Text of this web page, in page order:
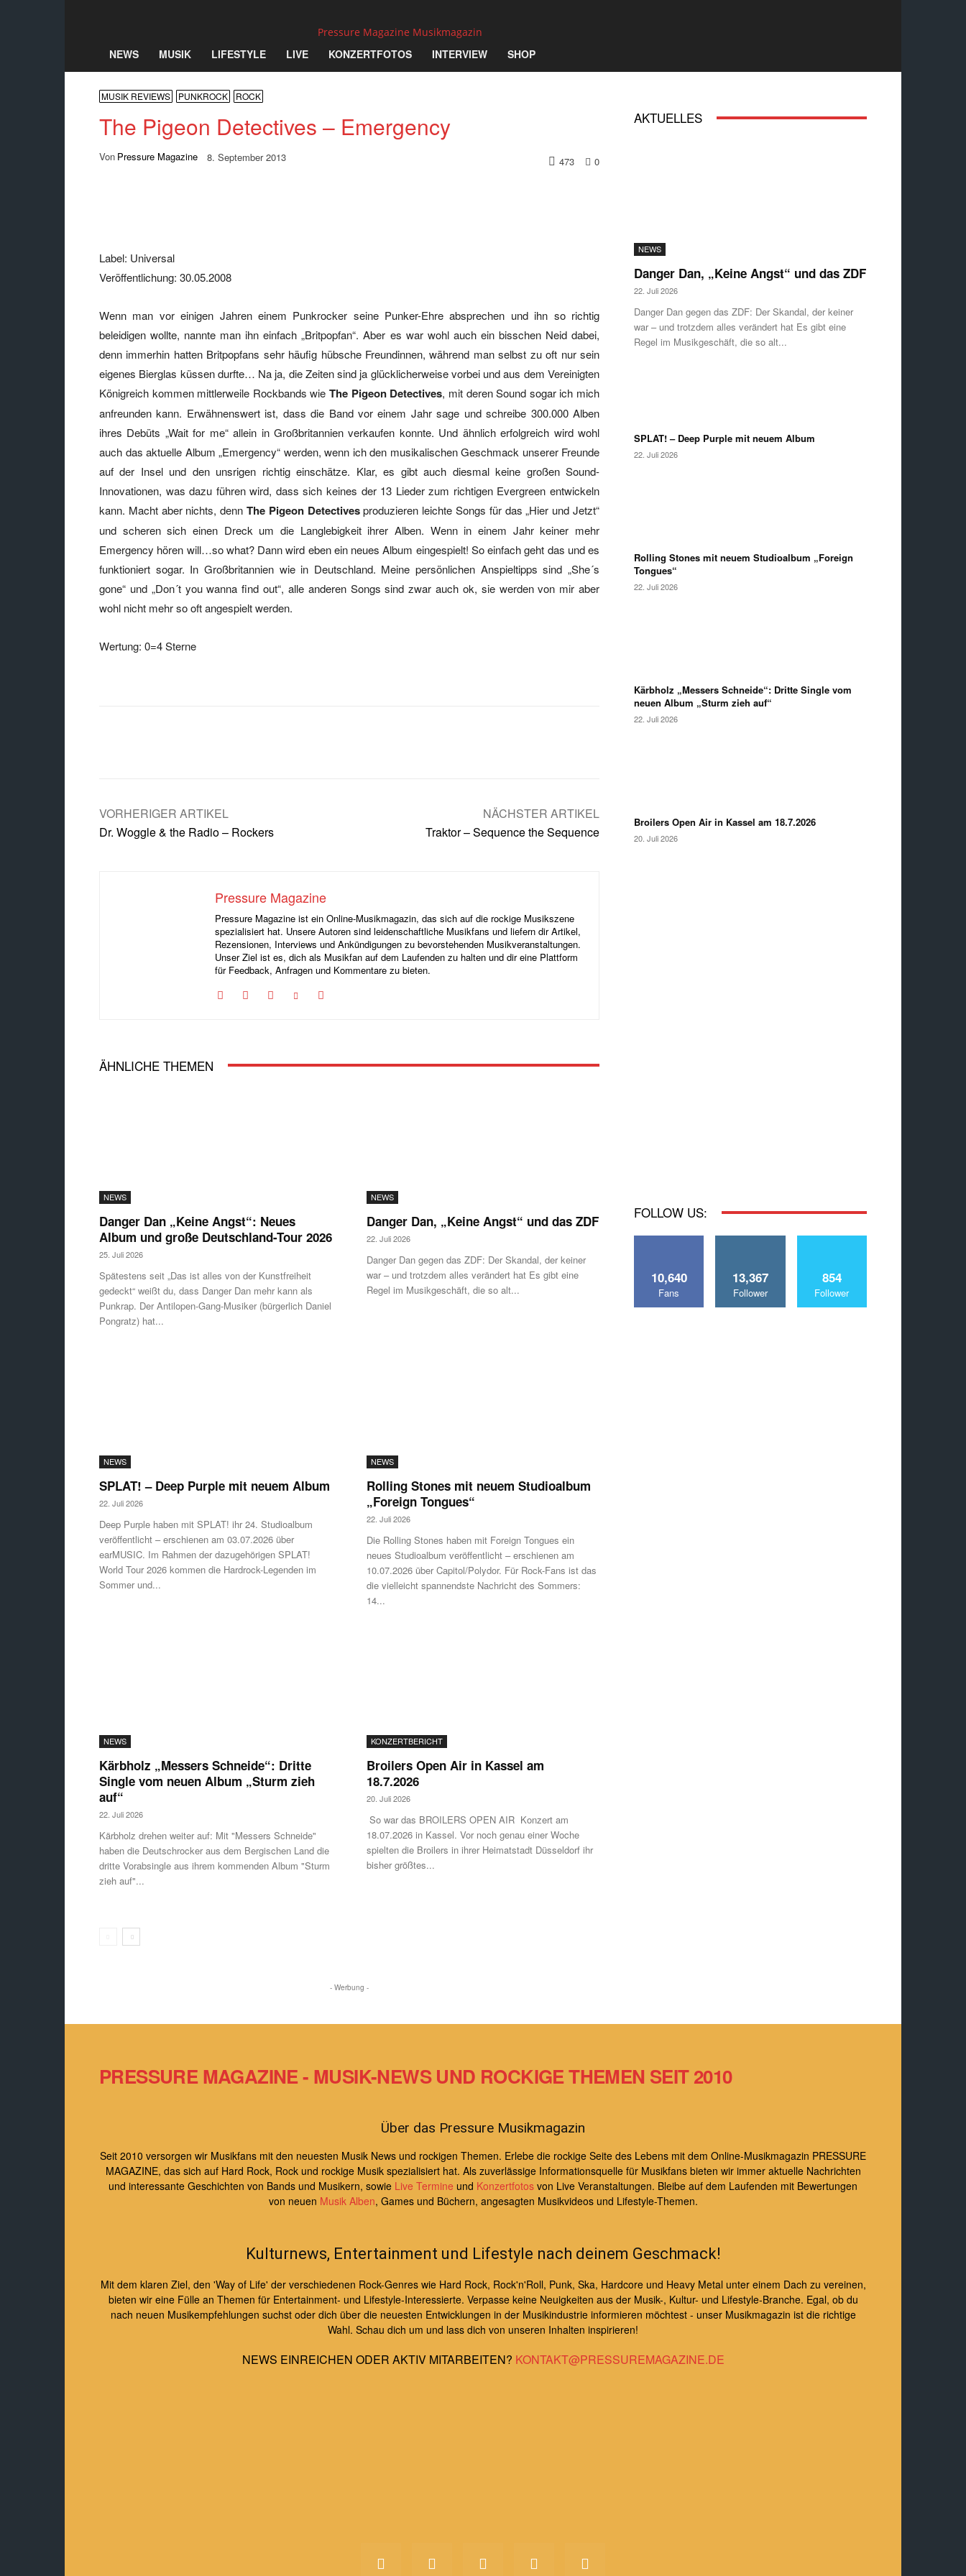
Pressure Magazine Musikmagazin
NEWS MUSIK LIFESTYLE LIVE KONZERTFOTOS INTERVIEW SHOP
MUSIK REVIEWS PUNKROCK ROCK
The Pigeon Detectives – Emergency
Von Pressure Magazine 8. September 2013 0
473
Label: Universal
Veröffentlichung: 30.05.2008
Wenn man vor einigen Jahren einem Punkrocker seine Punker-Ehre absprechen und ihn so richtig
beleidigen wollte, nannte man ihn einfach „Britpopfan“. Aber es war wohl auch ein bisschen Neid dabei,
denn immerhin hatten Britpopfans sehr häufig hübsche Freundinnen, während man selbst zu oft nur sein
eigenes Bierglas küssen durfte… Na ja, die Zeiten sind ja glücklicherweise vorbei und aus dem Vereinigten
Königreich kommen mittlerweile Rockbands wieThe Pigeon Detectives, mit deren Sound sogar ich mich
anfreunden kann. Erwähnenswert ist, dass die Band vor einem Jahr sage und schreibe 300.000 Alben
ihres Debüts „Wait for me“ allein in Großbritannien verkaufen konnte. Und ähnlich erfolgreich wird wohl
auch das aktuelle Album „Emergency“ werden, wenn ich den musikalischen Geschmack unserer Freunde
auf der Insel und den unsrigen richtig einschätze. Klar, es gibt auch diesmal keine großen Sound-
Innovationen, was dazu führen wird, dass sich keines der 13 Lieder zum richtigen Evergreen entwickeln
kann. Macht aber nichts, denn The Pigeon Detectivesproduzieren leichte Songs für das „Hier und Jetzt“
und scheren sich einen Dreck um die Langlebigkeit ihrer Alben. Wenn in einem Jahr keiner mehr
Emergency hören will…so what? Dann wird eben ein neues Album eingespielt! So einfach geht das und es
funktioniert sogar. In Großbritannien wie in Deutschland. Meine persönlichen Anspieltipps sind „She´s
gone“ und „Don´t you wanna find out“, alle anderen Songs sind zwar auch ok, sie werden von mir aber
wohl nicht mehr so oft angespielt werden.
Wertung: 0=4 Sterne
VORHERIGER ARTIKEL
Dr. Woggle & the Radio – Rockers
NÄCHSTER ARTIKEL
Traktor – Sequence the Sequence
Pressure Magazine
Pressure Magazine ist ein Online-Musikmagazin, das sich auf die rockige Musikszene
spezialisiert hat. Unsere Autoren sind leidenschaftliche Musikfans und liefern dir Artikel,
Rezensionen, Interviews und Ankündigungen zu bevorstehenden Musikveranstaltungen.
Unser Ziel ist es, dich als Musikfan auf dem Laufenden zu halten und dir eine Plattform
für Feedback, Anfragen und Kommentare zu bieten.
ÄHNLICHE THEMEN
NEWS
Danger Dan „Keine Angst“: Neues
Album und große Deutschland-Tour 2026
25. Juli 2026
Spätestens seit „Das ist alles von der Kunstfreiheit
gedeckt“ weißt du, dass Danger Dan mehr kann als
Punkrap. Der Antilopen-Gang-Musiker (bürgerlich Daniel
Pongratz) hat...
NEWS
Danger Dan, „Keine Angst“ und das ZDF
22. Juli 2026
Danger Dan gegen das ZDF: Der Skandal, der keiner
war – und trotzdem alles verändert hat Es gibt eine
Regel im Musikgeschäft, die so alt...
NEWS
SPLAT! – Deep Purple mit neuem Album
22. Juli 2026
Deep Purple haben mit SPLAT! ihr 24. Studioalbum
veröffentlicht – erschienen am 03.07.2026 über
earMUSIC. Im Rahmen der dazugehörigen SPLAT!
World Tour 2026 kommen die Hardrock-Legenden im
Sommer und...
NEWS
Rolling Stones mit neuem Studioalbum
„Foreign Tongues“
22. Juli 2026
Die Rolling Stones haben mit Foreign Tongues ein
neues Studioalbum veröffentlicht – erschienen am
10.07.2026 über Capitol/Polydor. Für Rock-Fans ist das
die vielleicht spannendste Nachricht des Sommers:
14...
NEWS
Kärbholz „Messers Schneide“: Dritte
Single vom neuen Album „Sturm zieh
auf“
22. Juli 2026
Kärbholz drehen weiter auf: Mit "Messers Schneide"
haben die Deutschrocker aus dem Bergischen Land die
dritte Vorabsingle aus ihrem kommenden Album "Sturm
zieh auf"...
KONZERTBERICHT
Broilers Open Air in Kassel am
18.7.2026
20. Juli 2026
So war das BROILERS OPEN AIR Konzert am
18.07.2026 in Kassel. Vor noch genau einer Woche
spielten die Broilers in ihrer Heimatstadt Düsseldorf ihr
bisher größtes...
- Werbung -
AKTUELLES
NEWS
Danger Dan, „Keine Angst“ und das ZDF
22. Juli 2026
Danger Dan gegen das ZDF: Der Skandal, der keiner
war – und trotzdem alles verändert hat Es gibt eine
Regel im Musikgeschäft, die so alt...
SPLAT! – Deep Purple mit neuem Album
22. Juli 2026
Rolling Stones mit neuem Studioalbum „Foreign
Tongues“
22. Juli 2026
Kärbholz „Messers Schneide“: Dritte Single vom
neuen Album „Sturm zieh auf“
22. Juli 2026
Broilers Open Air in Kassel am 18.7.2026
20. Juli 2026
FOLLOW US:
10,640
Fans
13,367
Follower
854
Follower
PRESSURE MAGAZINE - MUSIK-NEWS UND ROCKIGE THEMEN SEIT 2010
Über das Pressure Musikmagazin
Seit 2010 versorgen wir Musikfans mit den neuesten Musik News und rockigen Themen. Erlebe die rockige Seite des Lebens mit dem Online-Musikmagazin PRESSURE
MAGAZINE, das sich auf Hard Rock, Rock und rockige Musik spezialisiert hat. Als zuverlässige Informationsquelle für Musikfans bieten wir immer aktuelle Nachrichten
und interessante Geschichten von Bands und Musikern, sowie Live Termine und Konzertfotos von Live Veranstaltungen. Bleibe auf dem Laufenden mit Bewertungen
von neuen Musik Alben, Games und Büchern, angesagten Musikvideos und Lifestyle-Themen.
Kulturnews, Entertainment und Lifestyle nach deinem Geschmack!
Mit dem klaren Ziel, den 'Way of Life' der verschiedenen Rock-Genres wie Hard Rock, Rock'n'Roll, Punk, Ska, Hardcore und Heavy Metal unter einem Dach zu vereinen,
bieten wir eine Fülle an Themen für Entertainment- und Lifestyle-Interessierte. Verpasse keine Neuigkeiten aus der Musik-, Kultur- und Lifestyle-Branche. Egal, ob du
nach neuen Musikempfehlungen suchst oder dich über die neuesten Entwicklungen in der Musikindustrie informieren möchtest - unser Musikmagazin ist die richtige
Wahl. Schau dich um und lass dich von unseren Inhalten inspirieren!
NEWS EINREICHEN ODER AKTIV MITARBEITEN? KONTAKT@PRESSUREMAGAZINE.DE